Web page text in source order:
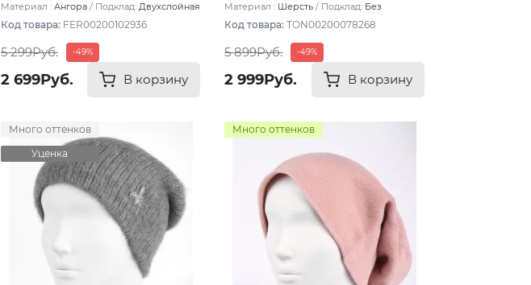
Материал : Ангора Подклад: Двухслойная
Код товара: FER00200102936
5 299Руб. -49%
2 699Руб. В корзину
Материал : Шерсть Подклад: Без
Код товара:TON00200078268
5 899Руб. -49%
2 999Руб. В корзину
Много оттенков
Уценка
Много оттенков